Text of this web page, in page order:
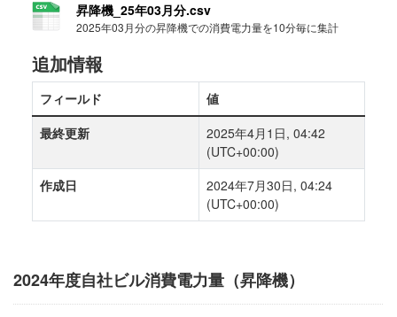
2024年度自社ビル消費電力量（昇降機）
昇降機_25年03月分.csv
2025年03月分の昇降機での消費電力量を10分毎に集計
追加情報
フィールド
値
最終更新
2025年4月1日, 04:42
(UTC+00:00)
作成日
2024年7月30日, 04:24
(UTC+00:00)